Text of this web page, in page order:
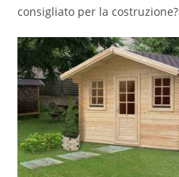
consigliato per la costruzione?